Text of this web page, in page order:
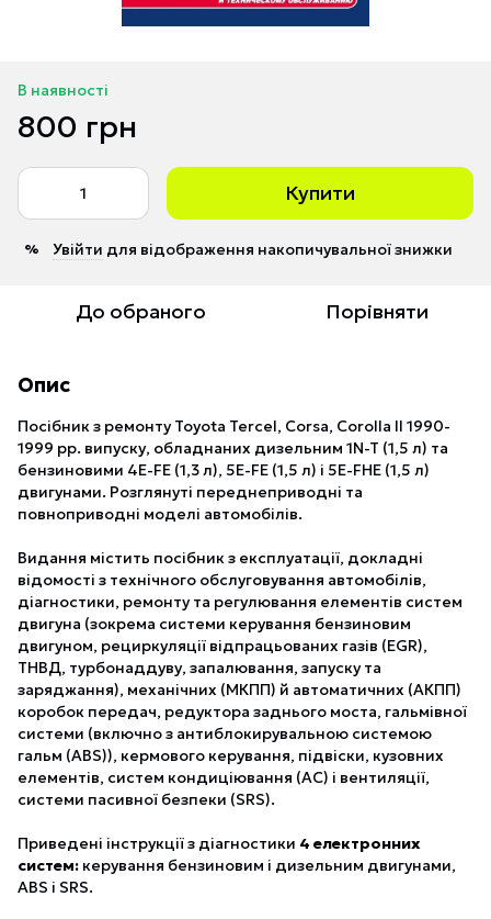
В наявності
800 грн
Купити
% Увійти для відображення накопичувальної знижки
До обраного Порівняти
Опис
Посібник з ремонту Toyota Tercel, Corsa, Corolla II 1990-
1999 рр. випуску, обладнаних дизельним 1N-T (1,5 л) та
бензиновими 4E-FE (1,3 л), 5E-FE (1,5 л) і 5E-FHE (1,5 л)
двигунами. Розглянуті переднеприводні та
повноприводні моделі автомобілів.
Видання містить посібник з експлуатації, докладні
відомості з технічного обслуговування автомобілів,
діагностики, ремонту та регулювання елементів систем
двигуна (зокрема системи керування бензиновим
двигуном, рециркуляції відпрацьованих газів (EGR),
ТНВД, турбонаддуву, запалювання, запуску та
заряджання), механічних (МКПП) й автоматичних (АКПП)
коробок передач, редуктора заднього моста, гальмівної
системи (включно з антиблокирувальною системою
гальм (ABS)), кермового керування, підвіски, кузовних
елементів, систем кондиціювання (АС) і вентиляції,
системи пасивної безпеки (SRS).
Приведені інструкції з діагностики 4 електронних
систем: керування бензиновим і дизельним двигунами,
ABS і SRS.